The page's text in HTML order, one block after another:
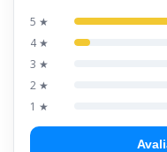
5 ★
4 ★
3 ★
2 ★
1 ★